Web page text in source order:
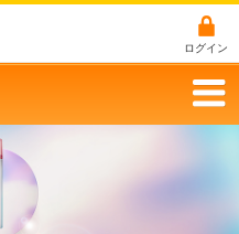
ログイン